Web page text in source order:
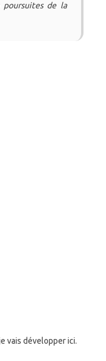
poursuites de la
vais développer ici.